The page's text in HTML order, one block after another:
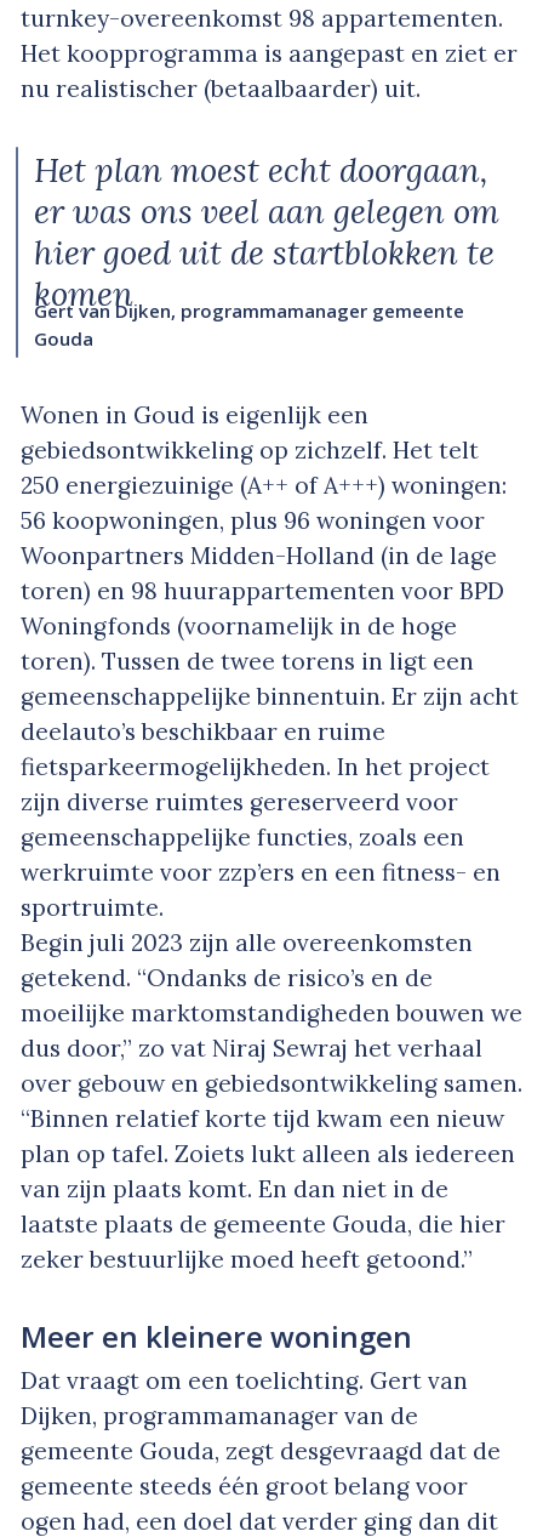
turnkey-overeenkomst 98 appartementen.
Het koopprogramma is aangepast en ziet er
nu realistischer (betaalbaarder) uit.
Het plan moest echt doorgaan,
er was ons veel aan gelegen om
hier goed uit de startblokken te
komen
Gert van Dijken, programmamanager gemeente
Gouda
Wonen in Goud is eigenlijk een
gebiedsontwikkeling op zichzelf. Het telt
250 energiezuinige (A++ of A+++) woningen:
56 koopwoningen, plus 96 woningen voor
Woonpartners Midden-Holland (in de lage
toren) en 98 huurappartementen voor BPD
Woningfonds (voornamelijk in de hoge
toren). Tussen de twee torens in ligt een
gemeenschappelijke binnentuin. Er zijn acht
deelauto’s beschikbaar en ruime
fietsparkeermogelijkheden. In het project
zijn diverse ruimtes gereserveerd voor
gemeenschappelijke functies, zoals een
werkruimte voor zzp’ers en een fitness- en
sportruimte.
Begin juli 2023 zijn alle overeenkomsten
getekend. “Ondanks de risico’s en de
moeilijke marktomstandigheden bouwen we
dus door,” zo vat Niraj Sewraj het verhaal
over gebouw en gebiedsontwikkeling samen.
“Binnen relatief korte tijd kwam een nieuw
plan op tafel. Zoiets lukt alleen als iedereen
van zijn plaats komt. En dan niet in de
laatste plaats de gemeente Gouda, die hier
zeker bestuurlijke moed heeft getoond.”
Meer en kleinere woningen
Dat vraagt om een toelichting. Gert van
Dijken, programmamanager van de
gemeente Gouda, zegt desgevraagd dat de
gemeente steeds één groot belang voor
ogen had, een doel dat verder ging dan dit